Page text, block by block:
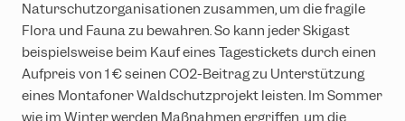
Naturschutzorganisationen zusammen, um die fragile
Flora und Fauna zu bewahren. So kann jeder Skigast
beispielsweise beim Kauf eines Tagestickets durch einen
Aufpreis von 1 € seinen CO2-Beitrag zu Unterstützung
eines Montafoner Waldschutzprojekt leisten. Im Sommer
wie im Winter werden Maßnahmen ergriffen, um die